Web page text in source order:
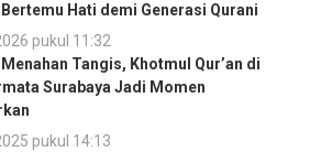
Hati demi Generasi Qurani
pukul 11:32
Tangis, Khotmul Qur’an di
Surabaya Jadi Momen
pukul 14:13